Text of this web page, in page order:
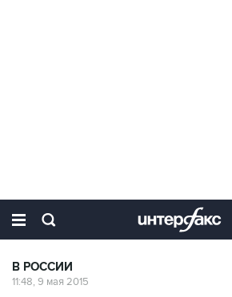
В РОССИИ
11:48, 9 мая 2015